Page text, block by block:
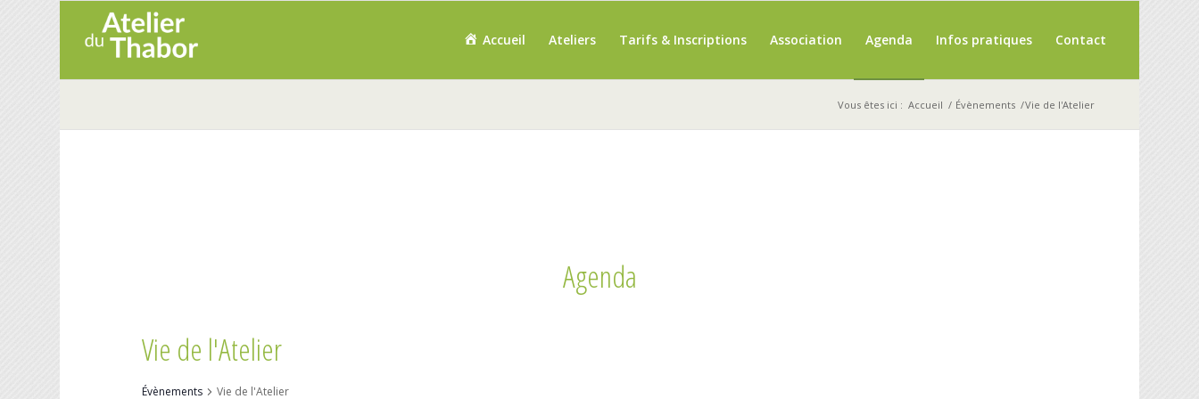
Accueil Ateliers Tarifs & Inscriptions Association Agenda Infos pratiques Contact
Vous êtes ici : Accueil / Évènements /Vie de l'Atelier
Agenda
Vie de l'Atelier
Évènements Vie de l'Atelier